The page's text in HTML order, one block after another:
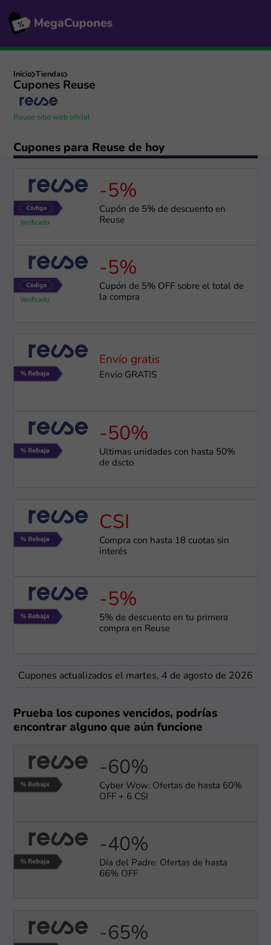
Inicio Tiendas
Cupones Reuse
Reuse sitio web oficial
Cupones para Reuse de hoy
-5%
Cupón de 5% de descuento en
Reuse
-5%
Cupón de 5% OFF sobre el total de
la compra
Envío gratis
Envío GRATIS
-50%
Últimas unidades con hasta 50%
de dscto
CSI
Compra con hasta 18 cuotas sin
interés
-5%
5% de descuento en tu primera
compra en Reuse
Cupones actualizados el martes, 4 de agosto de 2026
Prueba los cupones vencidos, podrías
encontrar alguno que aún funcione
-60%
Cyber Wow: Ofertas de hasta 60%
OFF + 6 CSI
-40%
Día del Padre: Ofertas de hasta
66% OFF
-65%